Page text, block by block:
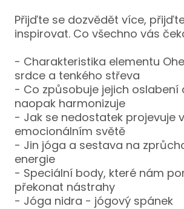
Přijďte se dozvědět více,
inspirovat. Co všechno vás
- Charakteristika elementu
srdce a tenkého střeva
- Co způsobuje jejich oslabení
naopak harmonizuje
- Jak se nedostatek projevuje
emocionálním světě
- Jin jóga a sestava na
energie
- Speciální body, které nám
překonat nástrahy
- Jóga nidra - jógový spánek